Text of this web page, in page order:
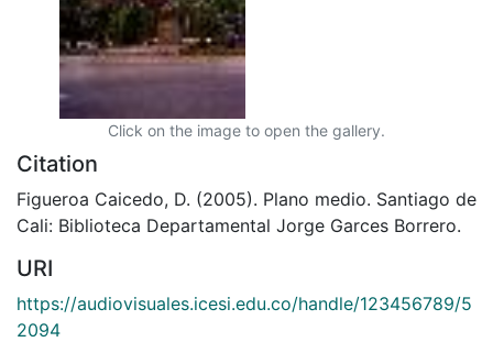
Click on the image to open the gallery.
Citation
Figueroa Caicedo, D. (2005). Plano medio. Santiago de
Cali: Biblioteca Departamental Jorge Garces Borrero.
URI
https://audiovisuales.icesi.edu.co/handle/123456789/5
2094